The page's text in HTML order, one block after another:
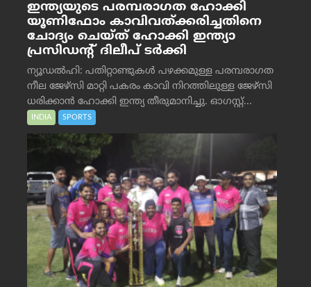
ഇന്ത്യയുടെ പരമ്പരാഗത ഹോക്കി
യൂണിഫോം കാവിവത്ക്കരിച്ചതിനെ
ചോദ്യം ചെയ്ത് ഹോക്കി ഇന്ത്യാ
പ്രസിഡന്റ് ദിലീപ് ടര്‍ക്കി
ന്യൂഡൽഹി: പതിറ്റാണ്ടുകൾ പഴക്കമുള്ള പരമ്പരാഗത
നീല ജേഴ്‌സി മാറ്റി പകരം കാവി നിറത്തിലുള്ള ജേഴ്‌സി
ധരിക്കാൻ ഹോക്കി ഇന്ത്യ തീരുമാനിച്ചു. ഓഗസ്റ്റ്...
INDIA SPORTS